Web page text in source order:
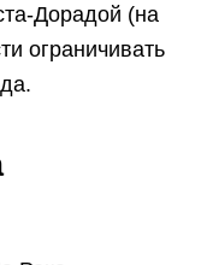
Дорадой (на
ограничивать